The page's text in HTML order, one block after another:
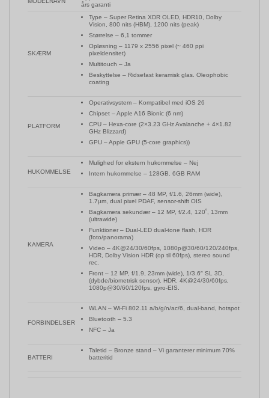
års garanti
SKÆRM
Type – Super Retina XDR OLED, HDR10, Dolby
Vision, 800 nits (HBM), 1200 nits (peak)
Størrelse – 6,1 tommer
Opløsning – 1179 x 2556 pixel (~ 460 ppi
pixeldensitet)
Multitouch – Ja
Beskyttelse – Ridsefast keramisk glas. Oleophobic
coating
PLATFORM
Operativsystem – Kompatibel med iOS 26
Chipset – Apple A16 Bionic (6 nm)
CPU – Hexa-core (2×3.23 GHz Avalanche + 4×1.82
GHz Blizzard)
GPU – Apple GPU (5-core graphics))
HUKOMMELSE
Mulighed for ekstern hukommelse – Nej
Intern hukommelse – 128GB. 6GB RAM
KAMERA
Bagkamera primær – 48 MP, f/1.6, 26mm (wide),
1.7µm, dual pixel PDAF, sensor-shift OIS
Bagkamera sekundær – 12 MP, f/2.4, 120˚, 13mm
(ultrawide)
Funktioner – Dual-LED dual-tone flash, HDR
(foto/panorama)
Video – 4K@24/30/60fps, 1080p@30/60/120/240fps,
HDR, Dolby Vision HDR (op til 60fps), stereo sound
rec.
Front – 12 MP, f/1.9, 23mm (wide), 1/3.6″ SL 3D,
(dybde/biometrisk sensor). HDR. 4K@24/30/60fps,
1080p@30/60/120fps, gyro-EIS.
FORBINDELSER
WLAN – Wi-Fi 802.11 a/b/g/n/ac/6, dual-band, hotspot
Bluetooth – 5.3
NFC – Ja
BATTERI
Taletid – Bronze stand – Vi garanterer minimum 70%
batteritid